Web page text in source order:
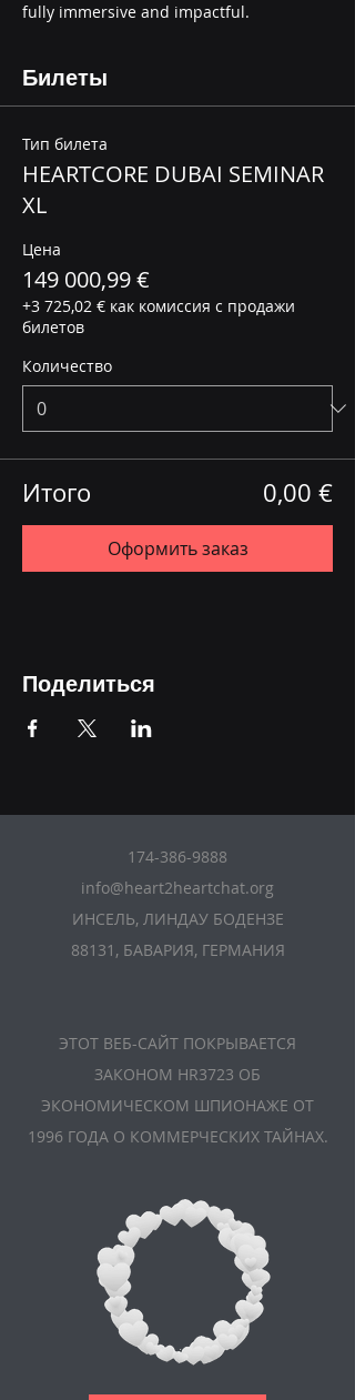
fully immersive and impactful.
Билеты
Тип билета
HEARTCORE DUBAI SEMINAR
XL
Цена
149 000,99 €
+3 725,02 € как комиссия с продажи
билетов
Количество
Итого 0,00 €
Оформить заказ
Поделиться
174-386-9888
info@heart2heartchat.org
ИНСЕЛЬ, ЛИНДАУ БОДЕНЗЕ
88131, БАВАРИЯ, ГЕРМАНИЯ
ЭТОТ ВЕБ-САЙТ ПОКРЫВАЕТСЯ
ЗАКОНОМ HR3723 ОБ
ЭКОНОМИЧЕСКОМ ШПИОНАЖЕ ОТ
1996 ГОДА О КОММЕРЧЕСКИХ ТАЙНАХ.